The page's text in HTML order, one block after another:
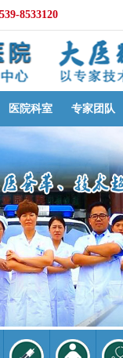
8533120
医院科室 专家团队